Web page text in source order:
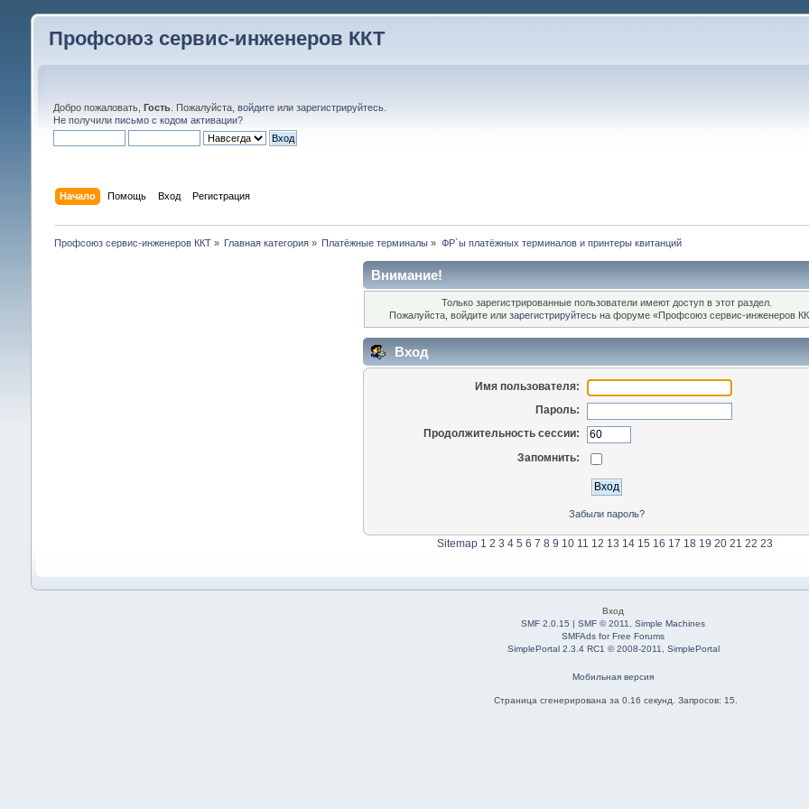
Профсоюз сервис-инженеров ККТ
Добро пожаловать, Гость. Пожалуйста, войдитеили зарегистрируйтесь.
Не получили письмо с кодом активации?
Начало Помощь Вход Регистрация
Профсоюз сервис-инженеров ККТ» Главная категория » Платёжные терминалы » ФР`ы платёжных терминалов и принтеры квитанций
Внимание!
Только зарегистрированные пользователи имеют доступ в этот раздел.
Пожалуйста, войдите илизарегистрируйтесь на форуме «Профсоюз сервис-инженеров
Вход
Имя пользователя:
Пароль:
Продолжительность сессии:
Запомнить:
Забыли пароль?
Sitemap 1 2 3 4 5 6 7 8 9 10 11 12 13 14 15 16 17 18 19 20 21 22 23
Вход
SMF 2.0.15 |SMF © 2011 ,Simple Machines
SMFAds forFree Forums
SimplePortal 2.3.4 RC1 © 2008-2011, SimplePortal
Мобильная версия
Страница сгенерирована за 0.16 секунд. Запросов: 15.